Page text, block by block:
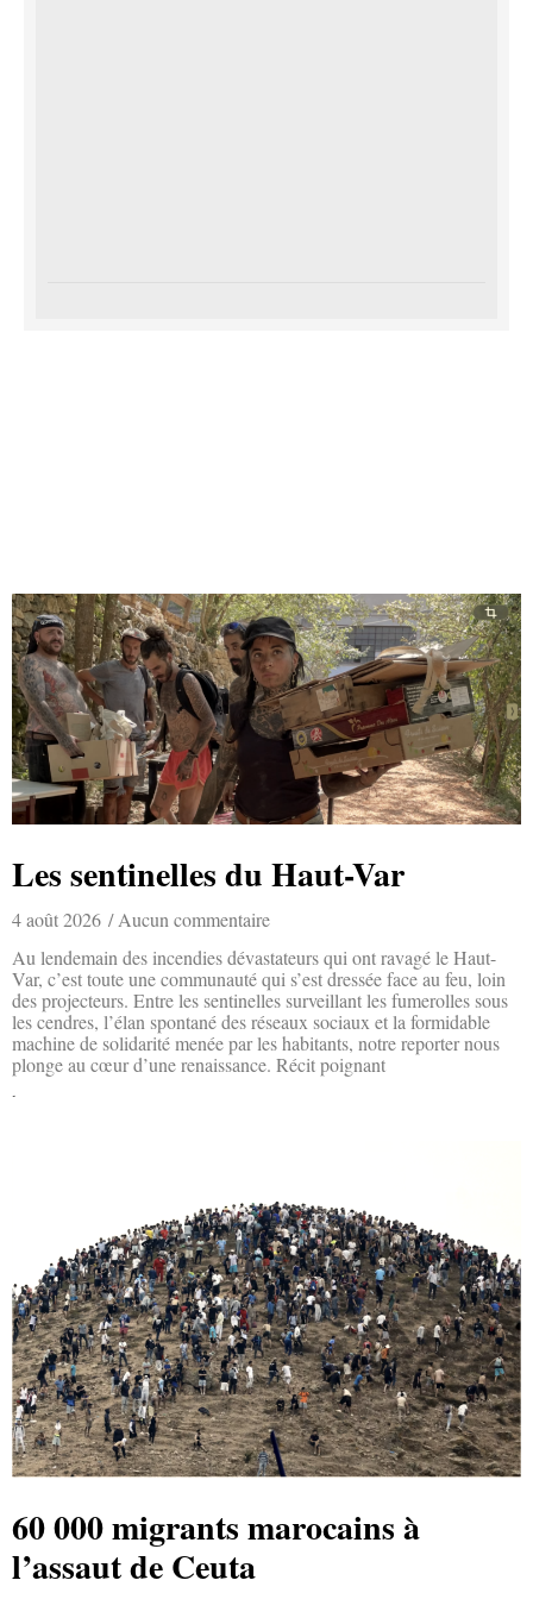
Les sentinelles du Haut-Var
4 août 2026
Aucun commentaire
Au lendemain des incendies dévastateurs qui ont ravagé le Haut-
Var, c’est toute une communauté qui s’est dressée face au feu, loin
des projecteurs. Entre les sentinelles surveillant les fumerolles sous
les cendres, l’élan spontané des réseaux sociaux et la formidable
machine de solidarité menée par les habitants, notre reporter nous
plonge au cœur d’une renaissance. Récit poignant
60 000 migrants marocains à
l’assaut de Ceuta